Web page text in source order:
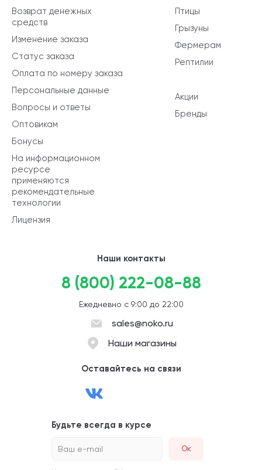
Птицы
Грызуны
Фермерам
Рептилии
Акции
Бренды
Возврат денежных
средств
Изменение заказа
Статус заказа
Оплата по номеру заказа
Персональные данные
Вопросы и ответы
Оптовикам
Бонусы
На информационном
ресурсе
применяются
рекомендательные
технологии
Лицензия
Наши контакты
8 (800) 222-08-88
Ежедневно с 9:00 до 22:00
sales@noko.ru
Наши магазины
Оставайтесь на связи
Будьте всегда в курсе
Ваш e-mail